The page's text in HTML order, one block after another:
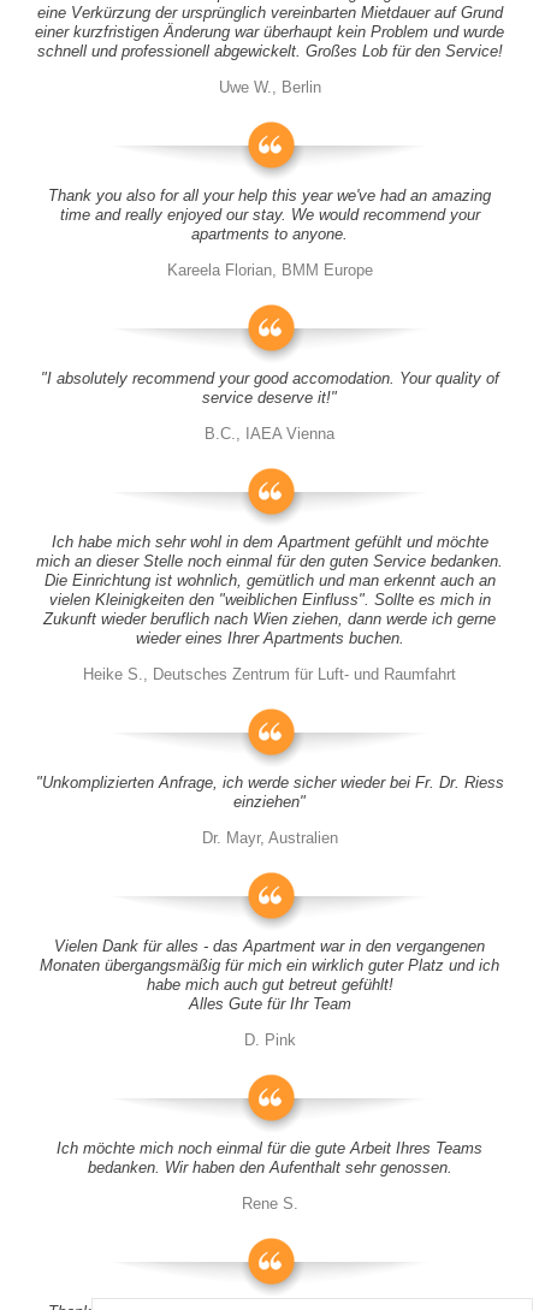
eine Verkürzung der ursprünglich vereinbarten Mietdauer auf Grund
einer kurzfristigen Änderung war überhaupt kein Problem und wurde
schnell und professionell abgewickelt. Großes Lob für den Service!
Uwe W., Berlin
Thank you also for all your help this year we've had an amazing
time and really enjoyed our stay. We would recommend your
apartments to anyone.
Kareela Florian, BMM Europe
"I absolutely recommend your good accomodation. Your quality of
service deserve it!"
B.C., IAEA Vienna
Ich habe mich sehr wohl in dem Apartment gefühlt und möchte
mich an dieser Stelle noch einmal für den guten Service bedanken.
Die Einrichtung ist wohnlich, gemütlich und man erkennt auch an
vielen Kleinigkeiten den "weiblichen Einfluss". Sollte es mich in
Zukunft wieder beruflich nach Wien ziehen, dann werde ich gerne
wieder eines Ihrer Apartments buchen.
Heike S., Deutsches Zentrum für Luft- und Raumfahrt
"Unkomplizierten Anfrage, ich werde sicher wieder bei Fr. Dr. Riess
einziehen"
Dr. Mayr, Australien
Vielen Dank für alles - das Apartment war in den vergangenen
Monaten übergangsmäßig für mich ein wirklich guter Platz und ich
habe mich auch gut betreut gefühlt!
Alles Gute für Ihr Team
D. Pink
Ich möchte mich noch einmal für die gute Arbeit Ihres Teams
bedanken. Wir haben den Aufenthalt sehr genossen.
Rene S.